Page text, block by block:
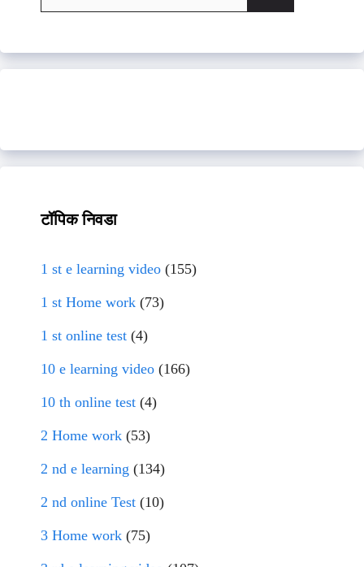
for:
टॉपिक निवडा
1 st e learning video (155)
1 st Home work (73)
1 st online test (4)
10 e learning video (166)
10 th online test (4)
2 Home work (53)
2 nd e learning (134)
2 nd online Test (10)
3 Home work (75)